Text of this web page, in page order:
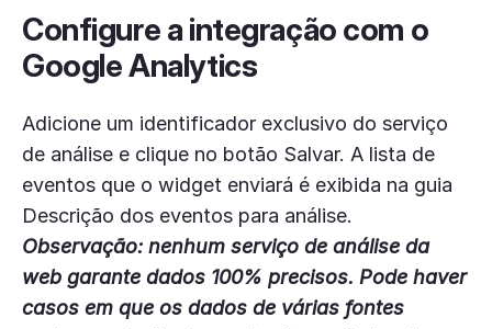
Configure a integração com o
Google Analytics
Adicione um identificador exclusivo do serviço
de análise e clique no botão Salvar. A lista de
eventos que o widget enviará é exibida na guia
Descrição dos eventos para análise.
Observação: nenhum serviço de análise da
web garante dados 100% precisos. Pode haver
casos em que os dados de várias fontes